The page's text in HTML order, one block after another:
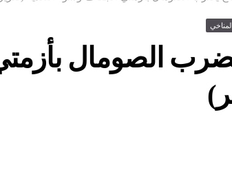
يضرب الصومال